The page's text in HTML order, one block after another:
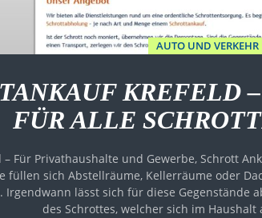
AUTO UND VERKEHR
KREFELD
FÜR ALLE
und Gewerbe, Schrott Ankauf in Krefeld Das folgende
füllen sich Abstellräume, Kellerräume oder
lässt sich für diese Gegenstände
des Schrottes, welcher sich im Haushalt